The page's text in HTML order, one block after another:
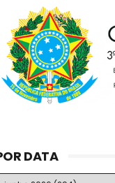
DATA